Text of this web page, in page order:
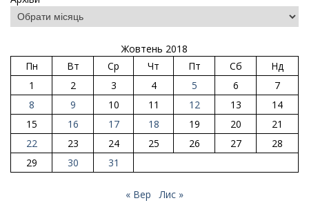
Жовтень 2018
Пн
Вт Ср Чт Пт Сб
Нд
1
2 3 4 5 6
7
8
9 10 11 12 13
14
15
16 17 18 19 20
21
22
23 24 25 26 27
28
29
30 31
« Вер Лис »